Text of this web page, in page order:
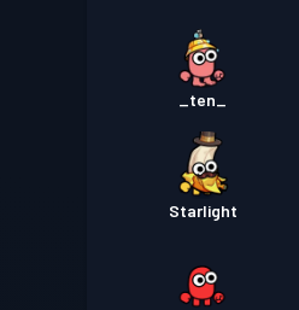
_ten_
Starlight